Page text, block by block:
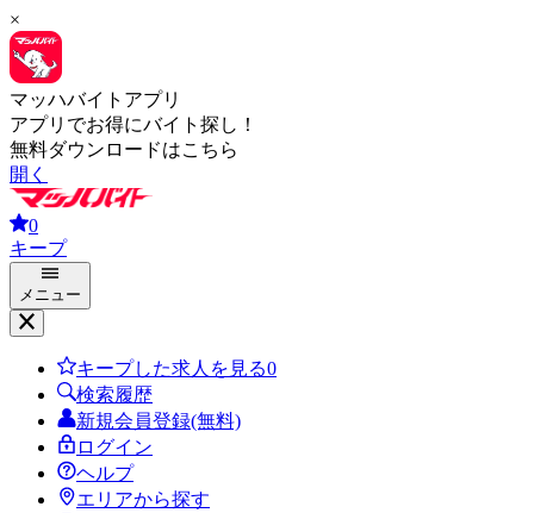
×
マッハバイトアプリ
アプリでお得にバイト探し！
無料ダウンロードはこちら
開く
0
キープ
メニュー
キープした求人を見る0
検索履歴
新規会員登録(無料)
ログイン
ヘルプ
エリアから探す